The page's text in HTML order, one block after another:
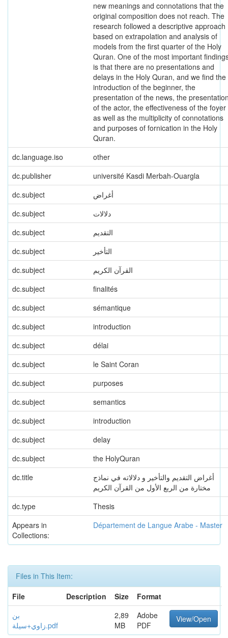
new meanings and connotations that the
original composition does not reach. The
research followed a descriptive approach
based on extrapolation and analysis of
models from the first quarter of the Holy
Quran. One of the most important
is that there are no presentations and
delays in the Holy Quran, and we find the
introduction of the beginner, the
presentation of the news, the
of the actor, the effectiveness of the foyer
as well as the multiplicity of connotations
and purposes of fornication in the Holy
Quran.
dc.language.iso
other
dc.publisher
université Kasdi Merbah-Ouargla
dc.subject
أغراض
dc.subject
دلالات
dc.subject
التقديم
dc.subject
التأخير
dc.subject
القرآن الكريم
dc.subject
finalités
dc.subject
sémantique
dc.subject
introduction
dc.subject
délai
dc.subject
le Saint Coran
dc.subject
purposes
dc.subject
semantics
dc.subject
introduction
dc.subject
delay
dc.subject
the HolyQuran
dc.title
أغراض التقديم والتأخير و دلالاته في نماذج
مختارة من الربع الأول من القرآن الكريم
dc.type
Thesis
Appears in
Collections:
Département de Langue Arabe - Master
Files in This Item:
File
Description Size
Format
بن
زاوي+سيلة.pdf
2,89
MB
Adobe
PDF
View/Open